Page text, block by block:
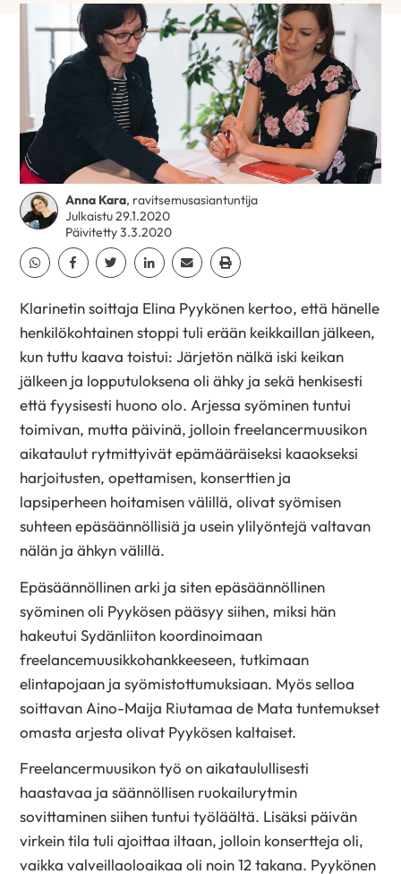
Anna Kara, ravitsemusasiantuntija
Julkaistu 29.1.2020
Päivitetty 3.3.2020
Jaa Whatsapp
Jaa Facebook
Jaa TwitterJaa Linkedin
Jaa EmailJaa Print
Klarinetin soittaja Elina Pyykönen kertoo, että hänelle
henkilökohtainen stoppi tuli erään keikkaillan jälkeen,
kun tuttu kaava toistui: Järjetön nälkä iski keikan
jälkeen ja lopputuloksena oli ähky ja sekä henkisesti
että fyysisesti huono olo. Arjessa syöminen tuntui
toimivan, mutta päivinä, jolloin freelancermuusikon
aikataulut rytmittyivät epämääräiseksi kaaokseksi
harjoitusten, opettamisen, konserttien ja
lapsiperheen hoitamisen välillä, olivat syömisen
suhteen epäsäännöllisiä ja usein ylilyöntejä valtavan
nälän ja ähkyn välillä.
Epäsäännöllinen arki ja siten epäsäännöllinen
syöminen oli Pyykösen pääsyy siihen, miksi hän
hakeutui Sydänliiton koordinoimaan
freelancemuusikkohankkeeseen, tutkimaan
elintapojaan ja syömistottumuksiaan. Myös selloa
soittavan Aino-Maija Riutamaa de Mata tuntemukset
omasta arjesta olivat Pyykösen kaltaiset.
Freelancermuusikon työ on aikataulullisesti
haastavaa ja säännöllisen ruokailurytmin
sovittaminen siihen tuntui työläältä. Lisäksi päivän
virkein tila tuli ajoittaa iltaan, jolloin konsertteja oli,
vaikka valveillaoloaikaa oli noin 12 takana. Pyykönen